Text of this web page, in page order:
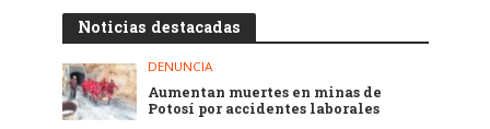
Noticias destacadas
DENUNCIA
Aumentan muertes en minas de
Potosí por accidentes laborales